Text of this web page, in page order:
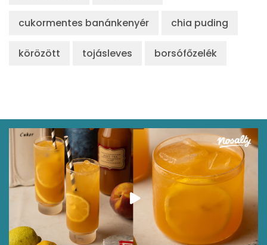
cukormentes banánkenyér chia puding
körözött tojásleves borsófőzelék